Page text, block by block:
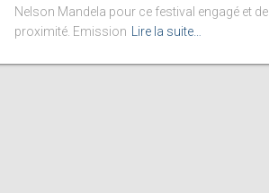
Nelson Mandela pour ce festival engagé et de
proximité. Emission
Lire la suite…